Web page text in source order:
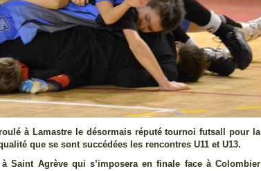
à Lamastre le désormais réputé tournoi futsall pour la
que se sont succédées les rencontres U11 et U13.
Saint Agrève qui s’imposera en finale face à Colombier